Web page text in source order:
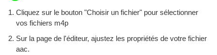
Cliquez sur le bouton "Choisir un fichier" pour sélectionner
vos fichiers m4p
Sur la page de l'éditeur, ajustez les propriétés de votre fichier
aac.